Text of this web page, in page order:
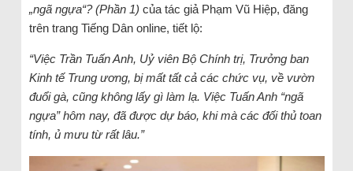
„ngã ngựa“? (Phần 1) của tác giả Phạm Vũ Hiệp, đăng
trên trang Tiếng Dân online, tiết lộ:
“Việc Trần Tuấn Anh, Uỷ viên Bộ Chính trị, Trưởng ban
Kinh tế Trung ương, bị mất tất cả các chức vụ, về vườn
đuổi gà, cũng không lấy gì làm lạ. Việc Tuấn Anh “ngã
ngựa” hôm nay, đã được dự báo, khi mà các đối thủ toan
tính, ủ mưu từ rất lâu.”